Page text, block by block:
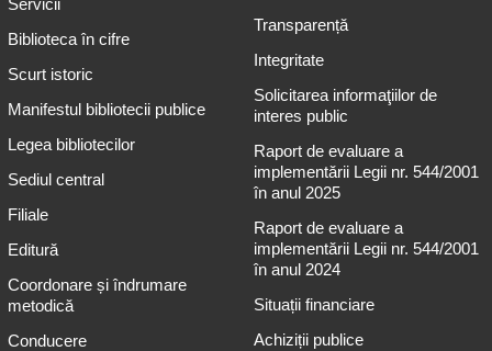
Biblioteca în cifre
Scurt istoric
Manifestul bibliotecii publice
Legea bibliotecilor
Sediul central
Filiale
Editură
Coordonare și îndrumare
metodică
Conducere
Transparență
Integritate
Solicitarea informaţiilor de
interes public
Raport de evaluare a
implementării Legii nr. 544/2001
în anul 2025
Raport de evaluare a
implementării Legii nr. 544/2001
în anul 2024
Situații financiare
Achiziții publice